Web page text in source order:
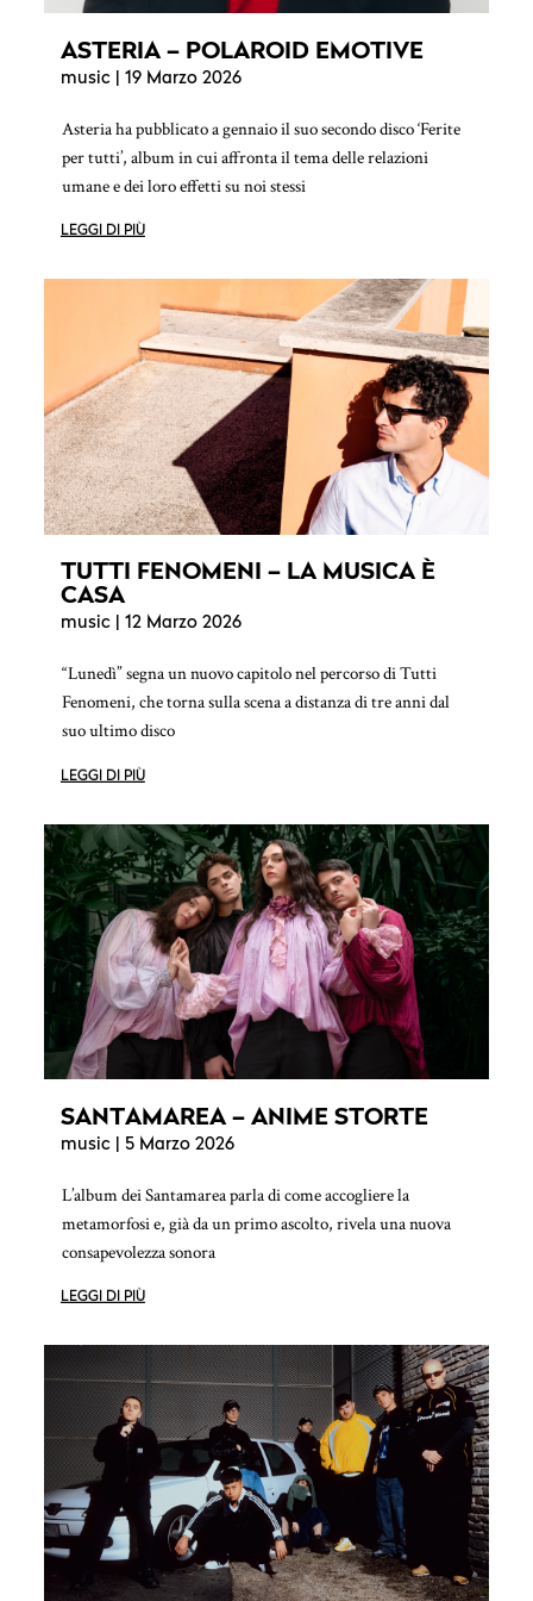
ASTERIA – POLAROID EMOTIVE
music| 19 Marzo 2026
Asteria ha pubblicato a gennaio il suo secondo disco ‘Ferite
per tutti’, album in cui affronta il tema delle relazioni
umane e dei loro effetti su noi stessi
LEGGI DI PIÙ
TUTTI FENOMENI – LA MUSICA È
CASA
music| 12 Marzo 2026
“Lunedì” segna un nuovo capitolo nel percorso di Tutti
Fenomeni, che torna sulla scena a distanza di tre anni dal
suo ultimo disco
LEGGI DI PIÙ
SANTAMAREA – ANIME STORTE
music| 5 Marzo 2026
L’album dei Santamarea parla di come accogliere la
metamorfosi e, già da un primo ascolto, rivela una nuova
consapevolezza sonora
LEGGI DI PIÙ